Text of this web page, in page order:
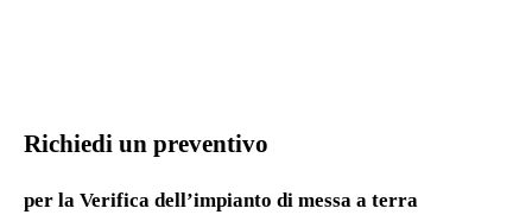
Richiedi un preventivo
per la Verifica dell’impianto di messa a terra